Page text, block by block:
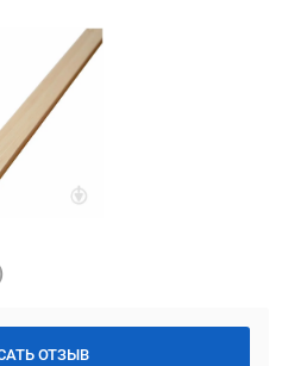
ОТЗЫВ